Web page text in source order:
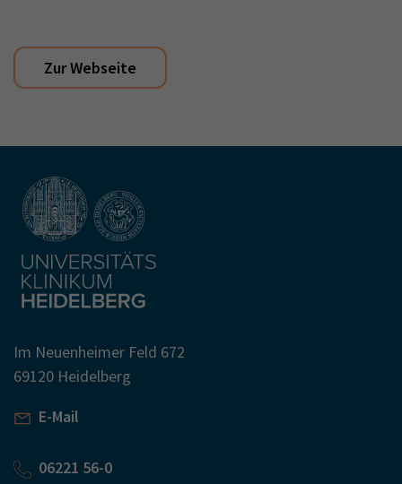
Zur Webseite
Im Neuenheimer Feld 672
69120 Heidelberg
E-Mail
06221 56-0